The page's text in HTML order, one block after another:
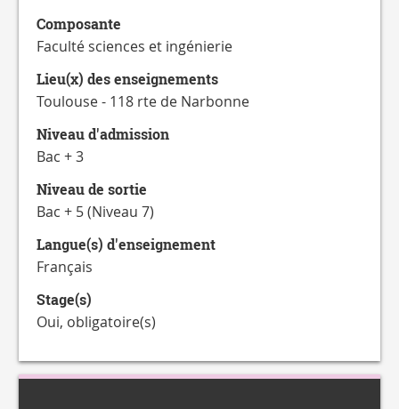
Composante
Faculté sciences et ingénierie
Lieu(x) des enseignements
Toulouse - 118 rte de Narbonne
Niveau d'admission
Bac + 3
Niveau de sortie
Bac + 5 (Niveau 7)
Langue(s) d'enseignement
Français
Stage(s)
Oui, obligatoire(s)